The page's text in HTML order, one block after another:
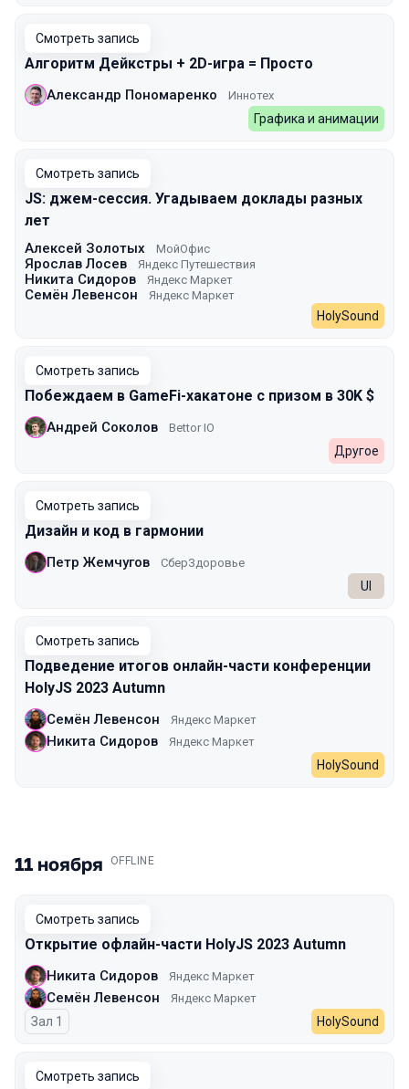
Смотреть запись
Алгоритм Дейкстры + 2D-игра = Просто
Александр Пономаренко Иннотех
Графика и анимации
Смотреть запись
JS: джем-сессия. Угадываем доклады разных
лет
Алексей Золотых МойОфис
Ярослав Лосев Яндекс Путешествия
Никита Сидоров Яндекс Маркет
Семён Левенсон Яндекс Маркет
HolySound
Смотреть запись
Побеждаем в GameFi-хакатоне с призом в 30K $
Андрей Соколов Bettor IO
Другое
Смотреть запись
Дизайн и код в гармонии
Петр Жемчугов СберЗдоровье
UI
Смотреть запись
Подведение итогов онлайн-части конференции
HolyJS 2023 Autumn
Семён Левенсон Яндекс Маркет
Никита Сидоров Яндекс Маркет
HolySound
11 ноября .OFFLINE
Смотреть запись
Открытие офлайн-части HolyJS 2023 Autumn
Никита Сидоров Яндекс Маркет
Семён Левенсон Яндекс Маркет
Зал 1 HolySound
Смотреть запись